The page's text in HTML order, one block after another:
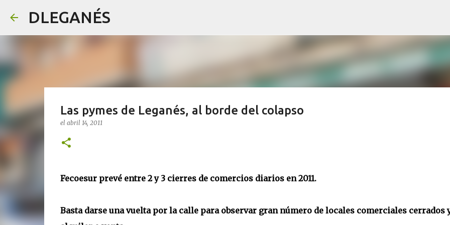
DLEGANÉS
Las pymes de Leganés, al borde del colapso
el abril 14, 2011
Fecoesur prevé entre 2 y 3 cierres de comercios diarios en 2011.
Basta darse una vuelta por la calle para observar gran número de locales comerciales cerrados